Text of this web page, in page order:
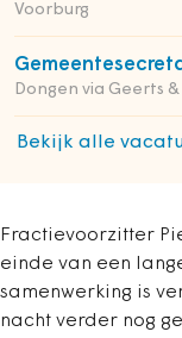
Voorburg
Dongen via Geerts
Bekijk alle
Fractievoorzitter
einde van een
samenwerking is
nacht verder nog